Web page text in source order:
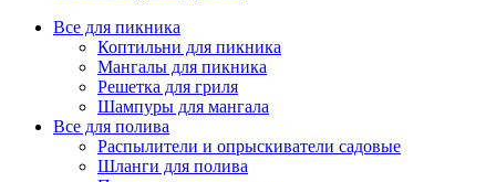
Все для пикника
Коптильни для пикника
Мангалы для пикника
Решетка для гриля
Шампуры для мангала
Все для полива
Распылители и опрыскиватели садовые
Шланги для полива